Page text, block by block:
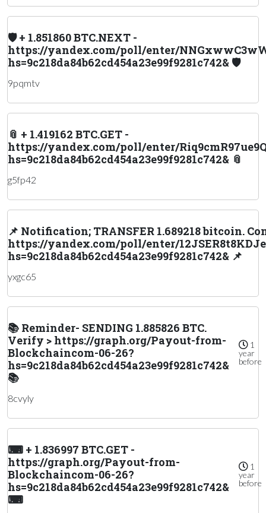
🛡 + 1.851860 BTC.NEXT -
https://yandex.com/poll/enter/
hs=9c218da84b62cd454a23e99f9281c742& 🛡
9pqmtv
📎 + 1.419162 BTC.GET -
https://yandex.com/poll/enter/
hs=9c218da84b62cd454a23e99f9281c742& 📎
g5fp42
📌 Notification; TRANSFER 1.689218 bitcoin.
https://yandex.com/poll/enter/
hs=9c218da84b62cd454a23e99f9281c742& 📌
yxgc65
📚 Reminder- SENDING 1.885826 BTC.
Verify > https://graph.org/Payout-from-
Blockchaincom-06-26?
hs=9c218da84b62cd454a23e99f9281c742&
📚
1
year
before
8cvyly
⌨ + 1.836997 BTC.GET -
https://graph.org/Payout-from-
Blockchaincom-06-26?
hs=9c218da84b62cd454a23e99f9281c742&
⌨
1
year
before